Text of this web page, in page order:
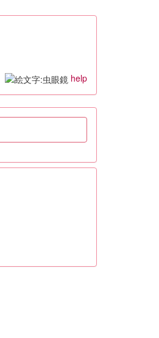
help